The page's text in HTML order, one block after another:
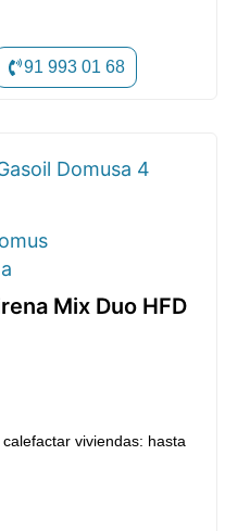
91 993 01 68
Mix Duo HFD
viviendas: hasta